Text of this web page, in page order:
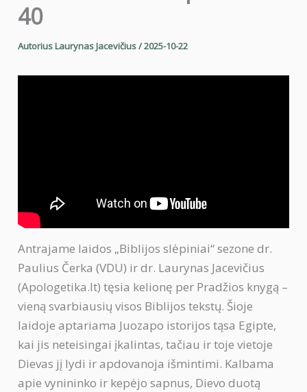
40
AutoriusLaurynas Jacevičius/2025-10-22
Antrajame laidos „Biblijos slėpiniai“ sezone dr.
Paulius Čerka (VDU) ir dr. Laurynas Jacevičius
(Apologetika.lt) tęsia kelionę per Pradžios knygą –
vieną svarbiausių visos Biblijos tekstų. Šioje
laidoje aptariama Juozapo istorijos tąsa Egipte,
kai jis neteisingai įkalintas, tačiau ir toje vietoje
Dievas jį lydi ir apdovanoja išmintimi. Kalbama
apie vynininko ir kepėjo sapnus, Dievo duotą